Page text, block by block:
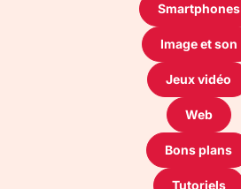
Smartphones
Image et son
Jeux vidéo
Web
Bons plans
Tutoriels